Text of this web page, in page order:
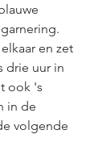
en zet
drie uur in
ook 's
in de
volgende